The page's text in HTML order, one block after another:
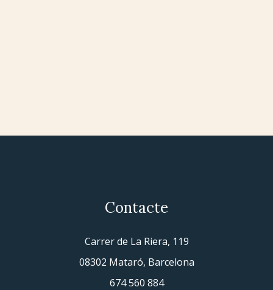
Contacte
Carrer de La Riera, 119
08302 Mataró, Barcelona
674 560 884